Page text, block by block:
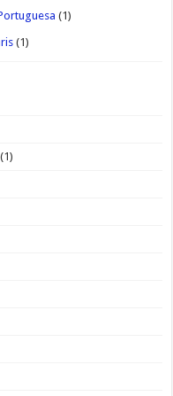
(1)
(1)
(1)